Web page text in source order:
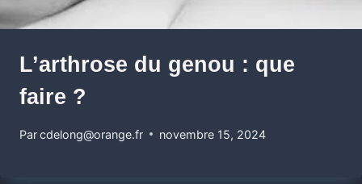
L’arthrose du genou : que
faire ?
Parcdelong@orange.fr novembre 15, 2024